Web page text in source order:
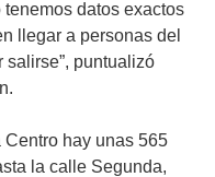
datos exactos
llegar a personas del
salirse”, puntualizó
hay unas 565
la calle Segunda,